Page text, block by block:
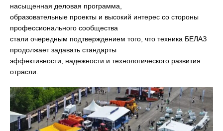
насыщенная деловая программа,
образовательные проекты и высокий интерес со стороны
профессионального сообщества
стали очередным подтверждением того, что техника БЕЛАЗ
продолжает задавать стандарты
эффективности, надежности и технологического развития
отрасли.